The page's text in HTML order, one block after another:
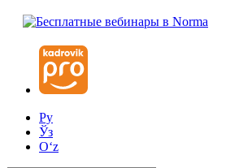
Ру
Ўз
Oʻz